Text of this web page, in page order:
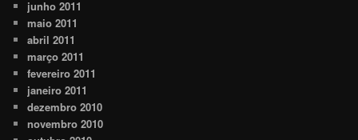
junho 2011
maio 2011
abril 2011
março 2011
fevereiro 2011
janeiro 2011
dezembro 2010
novembro 2010